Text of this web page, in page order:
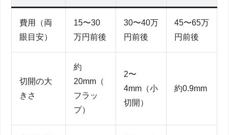
費用（両
眼目安）
15〜30
万円前後
30〜40万
円前後
45〜65万
円前後
切開の大
きさ
約
20mm（
フラッ
プ）
2〜
4mm（小
切開）
約0.9mm
リレックススマイル料金の基本：治療相場と費用内訳